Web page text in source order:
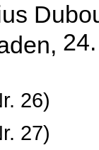
26)
27)